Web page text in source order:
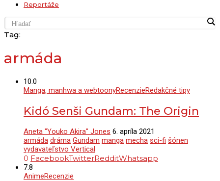
Reportáže
Tag:
armáda
10.0
Manga, manhwa a webtoonyRecenzieRedakčné tipy
Kidó Senši Gundam: The Origin
Aneta "Youko Akira" Jones 6. apríla 2021
armáda dráma Gundam manga mecha sci-fi šónen
vydavateľstvo Vertical
0 FacebookTwitterRedditWhatsapp
7.8
AnimeRecenzie